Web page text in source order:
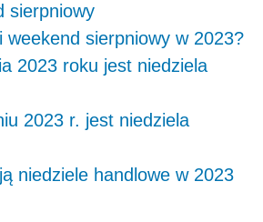
sierpniowy
weekend sierpniowy w 2023?
2023 roku jest niedziela
2023 r. jest niedziela
niedziele handlowe w 2023